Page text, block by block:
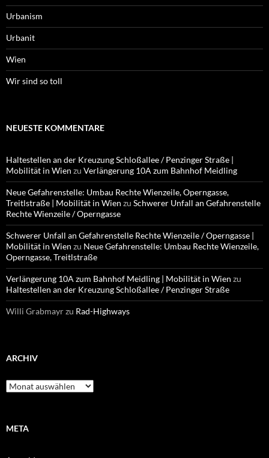
Urbanism
Urbanit
Wien
Wir sind so toll
NEUESTE KOMMENTARE
Haltestellen an der Kreuzung Schloßallee / Penzinger Straße |
Mobilität in Wien zu Verlängerung 10A zum Bahnhof Meidling
Neue Gefahrenstelle: Umbau Rechte Wienzeile, Operngasse,
Treitlstraße | Mobilität in Wien zu Schwerer Unfall an Gefahrenstelle
Rechte Wienzeile / Operngasse
Schwerer Unfall an Gefahrenstelle Rechte Wienzeile / Operngasse |
Mobilität in Wien zu Neue Gefahrenstelle: Umbau Rechte Wienzeile,
Operngasse, Treitlstraße
Verlängerung 10A zum Bahnhof Meidling | Mobilität in Wien zu
Haltestellen an der Kreuzung Schloßallee / Penzinger Straße
Willi Grabmayrzu Rad-Highways
ARCHIV
Archiv
META